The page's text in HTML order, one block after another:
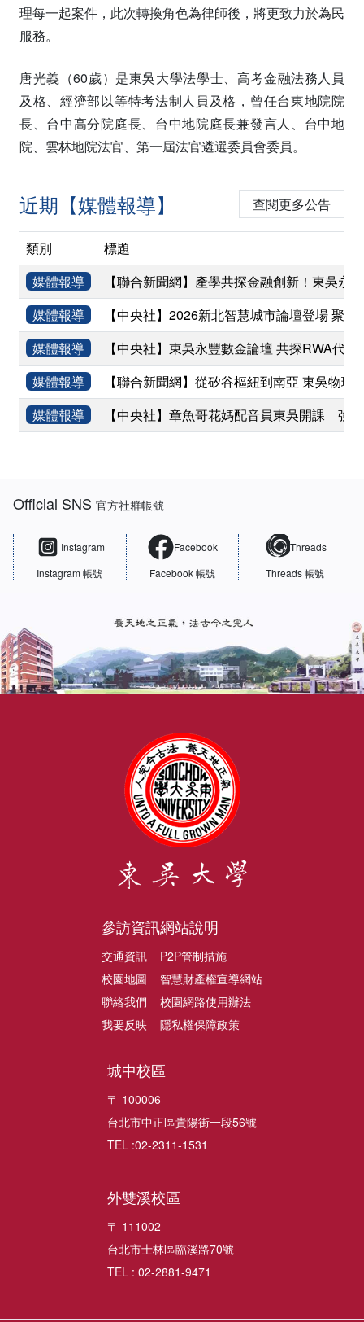
理每一起案件，此次轉換角色為律師後，將更致力於為民
服務。
唐光義（60歲）是東吳大學法學士、高考金融法務人員
及格、經濟部以等特考法制人員及格，曾任台東地院院
長、台中高分院庭長、台中地院庭長兼發言人、台中地
院、雲林地院法官、第一屆法官遴選委員會委員。
近期【媒體報導】 查閱更多公告
類別
標題
媒體報導
【聯合新聞網】產學共探金融創新！東吳
媒體報導
【中央社】2026新北智慧城市論壇登場 聚
媒體報導
【中央社】東吳永豐數金論壇 共探RWA代幣
媒體報導
【聯合新聞網】從矽谷樞紐到南亞 東吳物理
媒體報導
【中央社】章魚哥花媽配音員東吳開課 強
Official SNS官方社群帳號
Instagram
Instagram 帳號
Facebook
Facebook 帳號
Threads
Threads 帳號
參訪資訊
交通資訊
校園地圖
聯絡我們
我要反映
網站說明
P2P管制措施
智慧財產權宣導網站
校園網路使用辦法
隱私權保障政策
城中校區
〒 100006
台北市中正區貴陽街一段56號
TEL :02-2311-1531
外雙溪校區
〒 111002
台北市士林區臨溪路70號
TEL : 02-2881-9471